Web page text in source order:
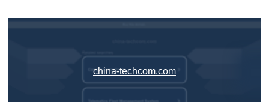
china-techcom.com